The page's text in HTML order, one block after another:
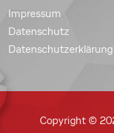
Impressum
Datenschutz
Copyright ©